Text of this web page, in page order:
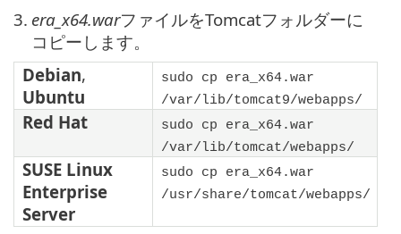
3. era_x64.warファイルをTomcatフォルダーに
コピーします。
Debian,
Ubuntu
sudo cp era_x64.war
/var/lib/tomcat9/webapps/
Red Hat
sudo cp era_x64.war
/var/lib/tomcat/webapps/
SUSE Linux
Enterprise
Server
sudo cp era_x64.war
/usr/share/tomcat/webapps/